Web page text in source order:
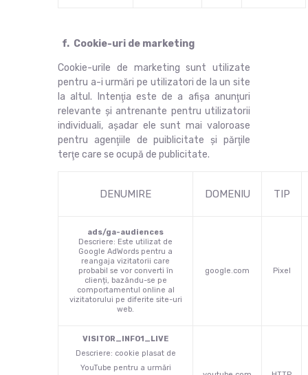
f. Cookie-uri de marketing
Cookie-urile de marketing sunt utilizate
pentru a-i urmări pe utilizatori de la un site
la altul. Intenţia este de a afişa anunţuri
relevante şi antrenante pentru utilizatorii
individuali, aşadar ele sunt mai valoroase
pentru agenţiile de puiblicitate şi părţile
terţe care se ocupă de publicitate.
DENUMIRE DOMENIU TIP
ads/ga-audiences
Descriere: Este utilizat de
Google AdWords pentru a
reangaja vizitatorii care
probabil se vor converti în
clienți, bazându-se pe
comportamentul online al
vizitatorului pe diferite site-uri
web.
google.com Pixel
VISITOR_INFO1_LIVE
Descriere: cookie plasat de
YouTube pentru a urmări